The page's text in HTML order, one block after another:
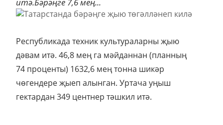
итә.Бәрәңге 7,6 мең...
Республикада техник культураларны җыю
дәвам итә. 46,8 мең га мәйданнан (планның
74 проценты) 1632,6 мең тонна шикәр
чөгендере җыеп алынган. Уртача уңыш
гектардан 349 центнер тәшкил итә.